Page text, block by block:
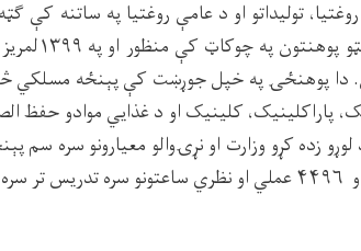
کې د
پوهنځۍ په خپل جوړښت کې پېنځه مسلکي
پاراکلینیک، کلینیک او د غذایي موادو حفظ